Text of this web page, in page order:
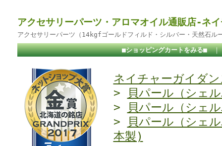
アクセサリーパーツ・アロマオイル通販店-ネ
アクセサリーパーツ（14kgfゴールドフィルド・シルバー・天然石ル
■ショッピングカートをみる■
ネイチャーガイダン
>
貝パール（シェ
>
貝パール（シェ
>
貝パール（シェ
本製)